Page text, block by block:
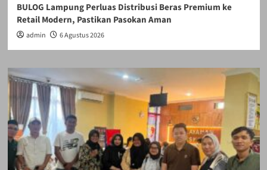
BULOG Lampung Perluas Distribusi Beras Premium ke
Retail Modern, Pastikan Pasokan Aman
admin 6 Agustus 2026